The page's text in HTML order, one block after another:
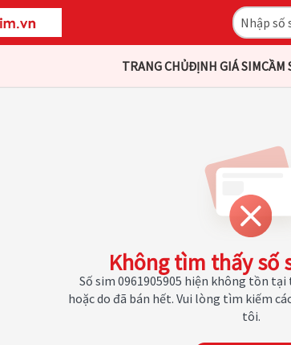
TRANG CHỦĐỊNH GIÁ SIMCẦM
Không tìm thấy số
Số sim 0961905905 hiện không tồn
hoặc do đã bán hết. Vui lòng tìm kiếm
tôi.